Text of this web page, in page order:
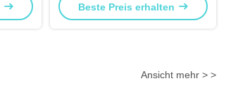
100y/200y/1000y
Beste Preis erhalten
Ansicht mehr > >